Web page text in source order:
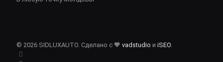
© 2026 SIDLUXAUTO. Сделано с 🧡 vadstudio и iSEO